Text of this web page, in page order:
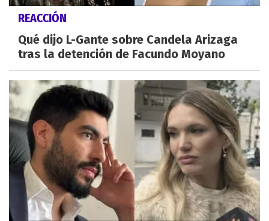
REACCIÓN
Qué dijo L-Gante sobre Candela Arizaga
tras la detención de Facundo Moyano